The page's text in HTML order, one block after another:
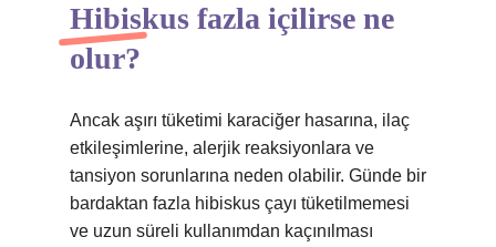
Hibiskus fazla içilirse ne
olur?
Ancak aşırı tüketimi karaciğer hasarına, ilaç
etkileşimlerine, alerjik reaksiyonlara ve
tansiyon sorunlarına neden olabilir. Günde bir
bardaktan fazla hibiskus çayı tüketilmemesi
ve uzun süreli kullanımdan kaçınılması